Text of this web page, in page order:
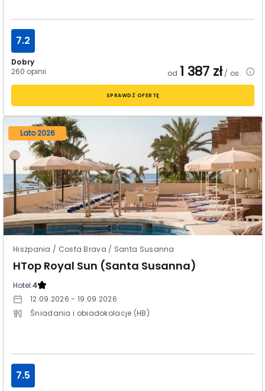
Dobry
260 opinii
7.2
od 1 387 zł/ os.
SPRAWDŹ OFERTĘ
Lato 2026
Hiszpania / Costa Brava / Santa Susanna
HTop Royal Sun (Santa Susanna)
Hotel:4
12.09.2026 - 19.09.2026
Śniadania i obiadokolacje (HB)
7.5